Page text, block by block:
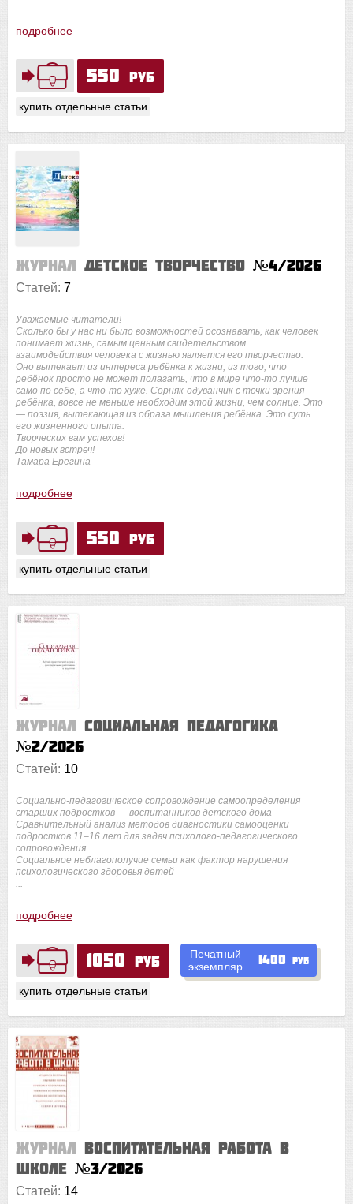
550 руб
купить отдельные статьи
подробнее
550 руб
купить отдельные статьи
Журнал Детское творчество №4/2026
Статей: 7
Уважаемые читатели!
Сколько бы у нас ни было возможностей осознавать, как человек
понимает жизнь, самым ценным свидетельством
взаимодействия человека с жизнью является его творчество.
Оно вытекает из интереса ребёнка к жизни, из того, что
ребёнок просто не может полагать, что в мире что-то лучше
само по себе, а что-то хуже. Сорняк-одуванчик с точки зрения
ребёнка, вовсе не меньше необходим этой жизни, чем солнце. Это
— поэзия, вытекающая из образа мышления ребёнка. Это суть
его жизненного опыта.
Творческих вам успехов!
До новых встреч!
Тамара Ерегина
подробнее
1050 руб
купить отдельные статьи
Печатный
экземпляр
1400 руб
Журнал Социальная педагогика
№2/2026
Статей: 10
Социально-педагогическое сопровождение самоопределения
старших подростков — воспитанников детского дома
Сравнительный анализ методов диагностики самооценки
подростков 11–16 лет для задач психолого-педагогического
сопровождения
Социальное неблагополучие семьи как фактор нарушения
психологического здоровья детей
подробнее
Журнал Воспитательная работа в
школе №3/2026
Статей: 14